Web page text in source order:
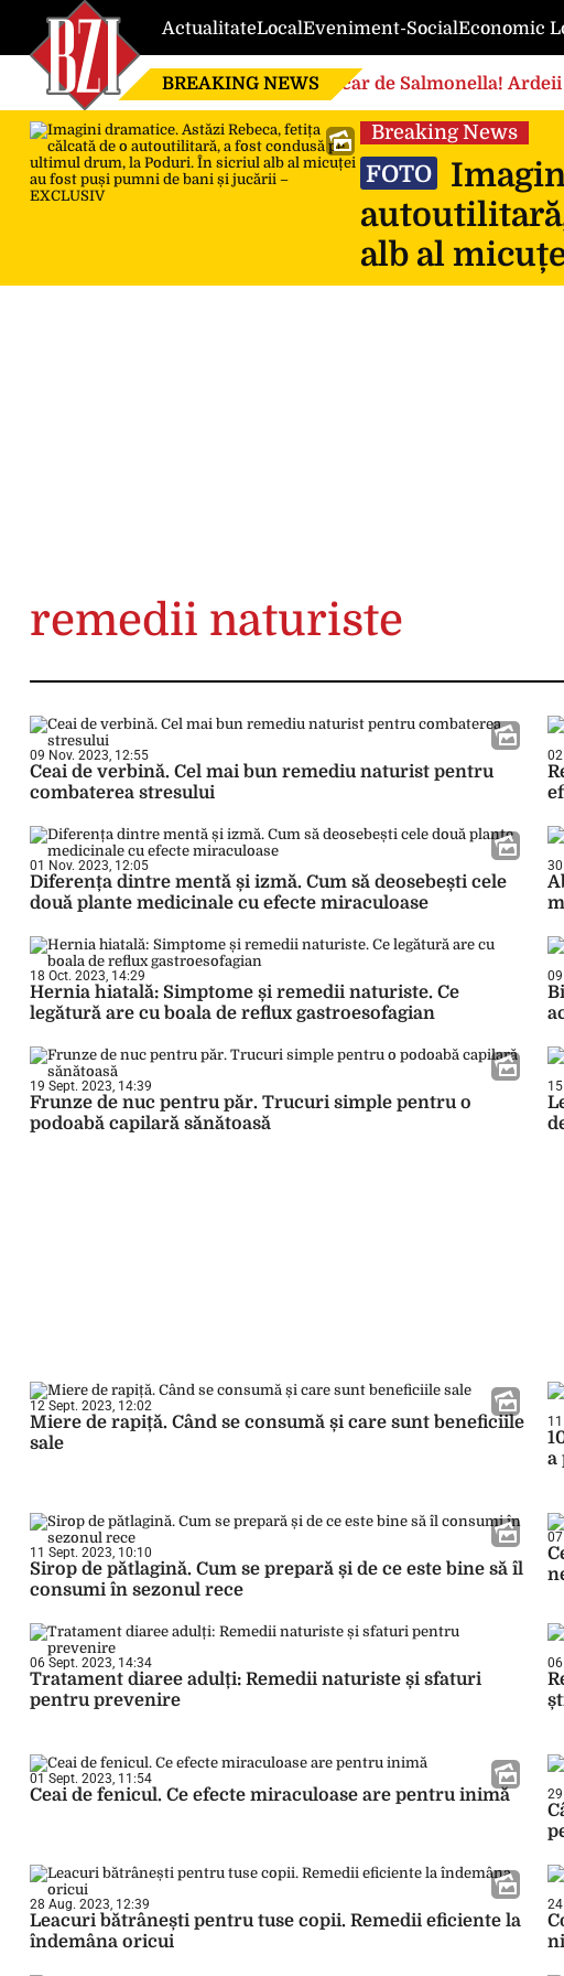
ActualitateLocalEveniment-SocialEconomic
BREAKING NEWS Focar de Salmonella!
Breaking News
FOTO
alb al
remedii naturiste
09 Nov. 2023, 12:55
Ceai de verbină. Cel mai bun remediu naturist pentru
combaterea stresului
01 Nov. 2023, 12:05
Diferența dintre mentă și izmă. Cum să deosebești cele
două plante medicinale cu efecte miraculoase
18 Oct. 2023, 14:29
Hernia hiatală: Simptome și remedii naturiste. Ce
legătură are cu boala de reflux gastroesofagian
19 Sept. 2023, 14:39
Frunze de nuc pentru păr. Trucuri simple pentru o
podoabă capilară sănătoasă
12 Sept. 2023, 12:02
Miere de rapiță. Când se consumă și care sunt beneficiile
sale
a
11 Sept. 2023, 10:10
Sirop de pătlagină. Cum se prepară și de ce este bine să îl
consumi în sezonul rece
06 Sept. 2023, 14:34
Tratament diaree adulți: Remedii naturiste și sfaturi
pentru prevenire
01 Sept. 2023, 11:54
Ceai de fenicul. Ce efecte miraculoase are pentru inimă
28 Aug. 2023, 12:39
Leacuri bătrânești pentru tuse copii. Remedii eficiente la
îndemâna oricui